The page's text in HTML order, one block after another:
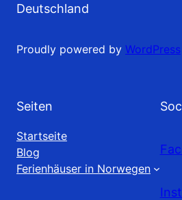
Deutschland
Proudly powered by WordPress
Seiten
Startseite
Blog
Ferienhäuser in Norwegen